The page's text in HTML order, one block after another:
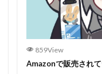
859View
Amazonで販売され